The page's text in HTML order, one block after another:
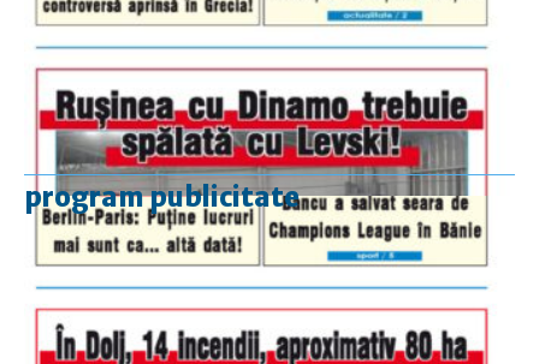
program publicitate
luni-vineri
9.00 - 17.00
duminică
9.00 - 12.00